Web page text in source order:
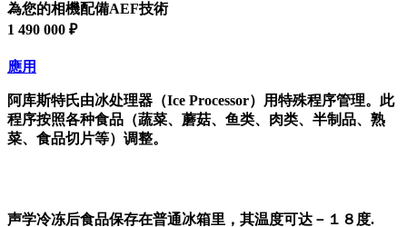
為您的相機配備AEF技術
1 490 000 ₽
應用
阿库斯特氏由冰处理器（Ice Processor）用特殊程序管理。此
程序按照各种食品（蔬菜、蘑菇、鱼类、肉类、半制品、熟
菜、食品切片等）调整。
声学冷冻后食品保存在普通冰箱里，其温度可达－１８度.